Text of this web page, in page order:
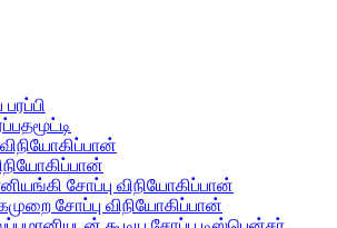
சோப்பு விநியோகிப்பான்
சோப்பு விநியோகிப்பான்